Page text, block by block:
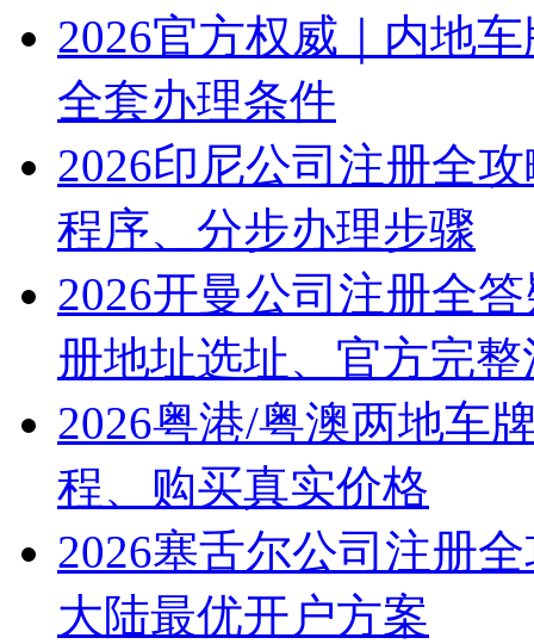
2026官方权威｜内地
全套办理条件
2026印尼公司注册全
程序、分步办理步骤
2026开曼公司注册全
册地址选址、官方完
2026粤港/粤澳两地车
程、购买真实价格
2026塞舌尔公司注册
大陆最优开户方案